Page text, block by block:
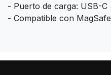
- Puerto de carga: USB-C
- Compatible con MagSafe